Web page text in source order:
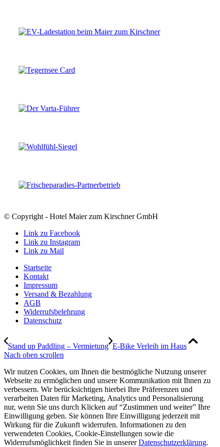
© Copyright - Hotel Maier zum Kirschner GmbH
Link zu Facebook
Link zu Instagram
Link zu Mail
Startseite
Kontakt
Impressum
Versand & Bezahlung
AGB
Widerrufsbelehrung
Datenschutz
Stand up Paddling – Vermietung E-Bike Verleih im Haus
Nach oben scrollen
Wir nutzen Cookies, um Ihnen die bestmögliche Nutzung unserer
Webseite zu ermöglichen und unsere Kommunikation mit Ihnen zu
verbessern. Wir berücksichtigen hierbei Ihre Präferenzen und
verarbeiten Daten für Marketing, Analytics und Personalisierung
nur, wenn Sie uns durch Klicken auf “Zustimmen und weiter” Ihre
Einwilligung geben. Sie können Ihre Einwilligung jederzeit mit
Wirkung für die Zukunft widerrufen. Informationen zu den
verwendeten Cookies, Cookie-Einstellungen sowie die
Widerrufsmöglichkeit finden Sie in unsererDatenschutzerklärung.